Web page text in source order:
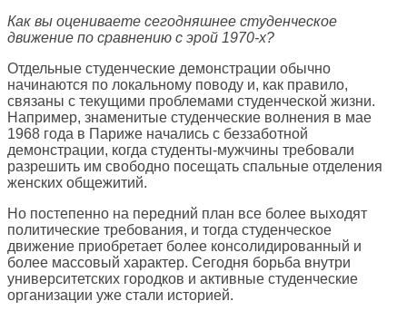
Как вы оцениваете сегодняшнее студенческое
движение по сравнению с эрой 1970-х?
Отдельные студенческие демонстрации обычно
начинаются по локальному поводу и, как правило,
связаны с текущими проблемами студенческой жизни.
Например, знаменитые студенческие волнения в мае
1968 года в Париже начались с беззаботной
демонстрации, когда студенты-мужчины требовали
разрешить им свободно посещать спальные отделения
женских общежитий.
Но постепенно на передний план все более выходят
политические требования, и тогда студенческое
движение приобретает более консолидированный и
более массовый характер. Сегодня борьба внутри
университетских городков и активные студенческие
организации уже стали историей.